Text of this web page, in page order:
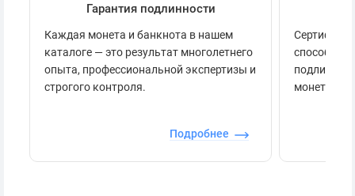
Гарантия подлинности
Каждая монета и банкнота в нашем
каталоге — это результат многолетнего
опыта, профессиональной экспертизы и
строгого контроля.
Подробнее
способов
монеты.